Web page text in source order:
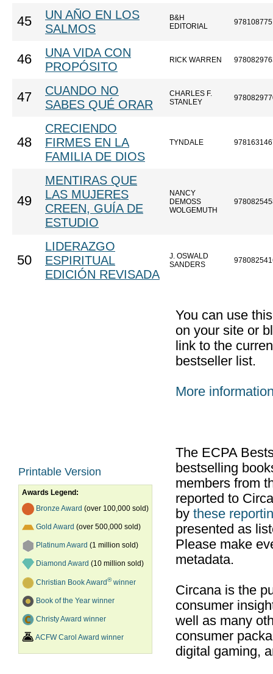
45
UN AÑO EN LOS
SALMOS
B&H
EDITORIAL
46
UNA VIDA CON
PROPÓSITO
RICK WARREN
47
CUANDO NO
SABES QUÉ ORAR
CHARLES F.
STANLEY
48
CRECIENDO
FIRMES EN LA
FAMILIA DE DIOS
TYNDALE
49
MENTIRAS QUE
LAS MUJERES
CREEN, GUÍA DE
ESTUDIO
NANCY
DEMOSS
WOLGEMUTH
50
LIDERAZGO
ESPIRITUAL
EDICIÓN REVISADA
J. OSWALD
SANDERS
Printable Version
Awards Legend:
Bronze Award (over 100,000 sold)
Gold Award (over 500,000 sold)
Platinum Award (1 million sold)
Diamond Award (10 million sold)
Christian Book Award®winner
Book of the Year winner
Christy Award winner
ACFW Carol Award winner
You can use
on your site or
link to the
bestseller list.
More
The ECPA
bestselling
members from
reported to
by these
presented as
Please make
metadata.
Circana is the
consumer
well as many
consumer
digital gaming,